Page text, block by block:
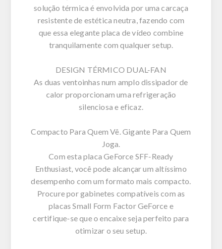
solução térmica é envolvida por uma carcaça
resistente de estética neutra, fazendo com
que essa elegante placa de vídeo combine
tranquilamente com qualquer setup.
DESIGN TÉRMICO DUAL-FAN
As duas ventoinhas num amplo dissipador de
calor proporcionam uma refrigeração
silenciosa e eficaz.
Compacto Para Quem Vê. Gigante Para Quem
Joga.
Com esta placa GeForce SFF-Ready
Enthusiast, você pode alcançar um altíssimo
desempenho com um formato mais compacto.
Procure por gabinetes compatíveis com as
placas Small Form Factor GeForce e
certifique-se que o encaixe seja perfeito para
otimizar o seu setup.